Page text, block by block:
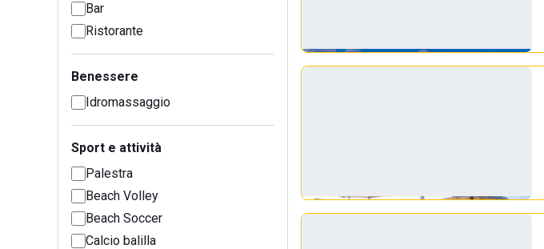
Bar
Ristorante
Benessere
Idromassaggio
Sport e attività
Palestra
Beach Volley
Beach Soccer
Calcio balilla